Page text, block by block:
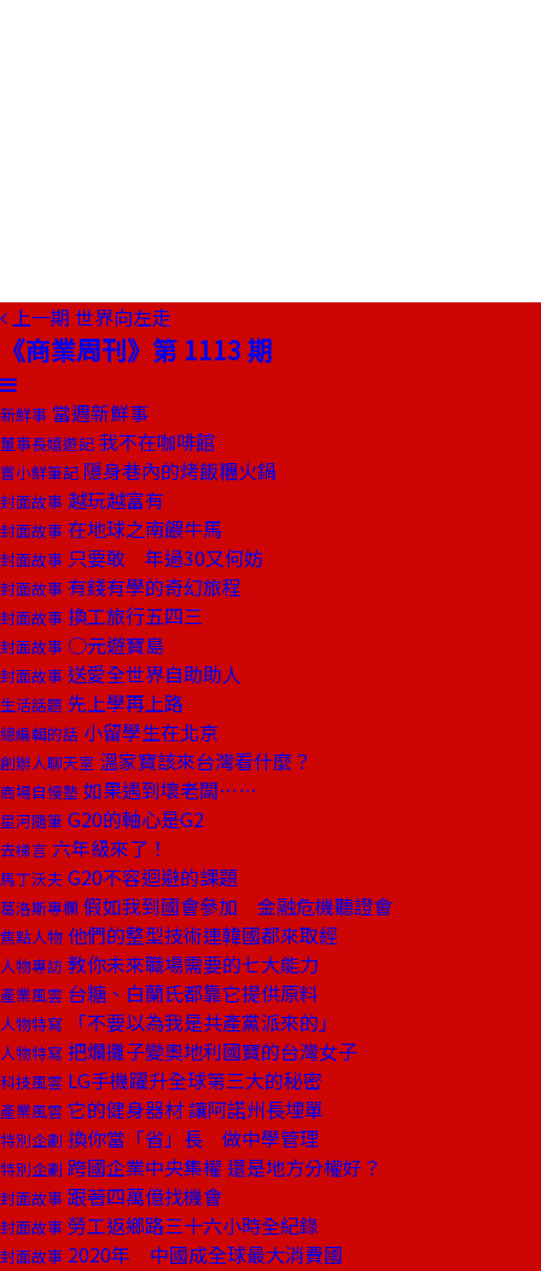
上一期 世界向左走
《商業周刊》第 1113 期
新鮮事 當週新鮮事
董事長嬉遊記 我不在咖啡館
嘗小鮮筆記 隱身巷內的烤飯糰火鍋
封面故事 越玩越富有
封面故事 在地球之南餵牛馬
封面故事 只要敢 年過30又何妨
封面故事 有錢有學的奇幻旅程
封面故事 換工旅行五四三
封面故事 ○元遊寶島
封面故事 送愛全世界自助助人
生活話題 先上學再上路
總編輯的話 小留學生在北京
創辦人聊天室 溫家寶該來台灣看什麼？
商場自慢塾 如果遇到壞老闆……
星河隨筆 G20的軸心是G2
去梯言 六年級來了！
馬丁沃夫 G20不容迴避的課題
葛洛斯專欄 假如我到國會參加 金融危機聽證會
焦點人物 他們的整型技術連韓國都來取經
人物專訪 教你未來職場需要的七大能力
產業風雲 台糖、白蘭氏都靠它提供原料
人物特寫 「不要以為我是共產黨派來的」
人物特寫 把爛攤子變奧地利國寶的台灣女子
科技風雲 LG手機躍升全球第三大的秘密
產業風雲 它的健身器材 讓阿諾州長埋單
特別企劃 換你當「省」長 做中學管理
特別企劃 跨國企業中央集權 還是地方分權好？
封面故事 跟著四萬億找機會
封面故事 勞工返鄉路三十六小時全紀錄
封面故事 2020年 中國成全球最大消費國